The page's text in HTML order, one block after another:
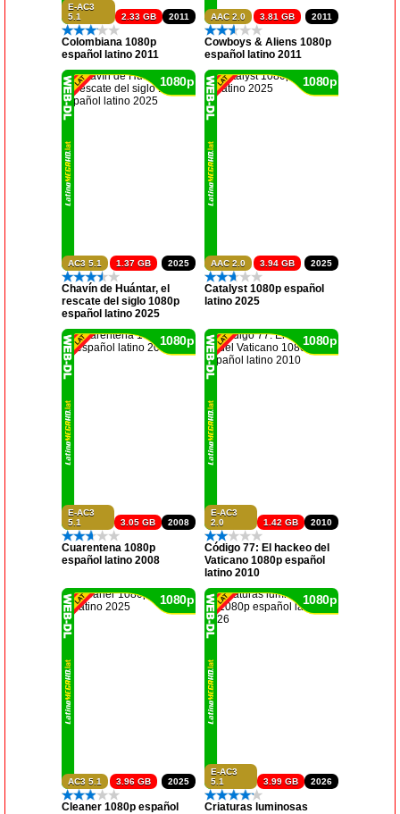
E-AC3
5.1
2011
2.33 GB
Colombiana 1080p
español latino 2011
AAC 2.0 2011
3.81 GB
Cowboys & Aliens 1080p
español latino 2011
AC3 5.1 2025
1.37 GB
1080p
Chavín de Huántar, el
rescate del siglo 1080p
español latino 2025
AAC 2.0 2025
3.94 GB
1080p
Catalyst 1080p español
latino 2025
E-AC3
5.1
2008
3.05 GB
1080p
Cuarentena 1080p
español latino 2008
E-AC3
2.0
2010
1.42 GB
1080p
Código 77: El hackeo del
Vaticano 1080p español
latino 2010
AC3 5.1 2025
3.96 GB
1080p
Cleaner 1080p español
E-AC3
5.1
2026
3.99 GB
1080p
Criaturas luminosas